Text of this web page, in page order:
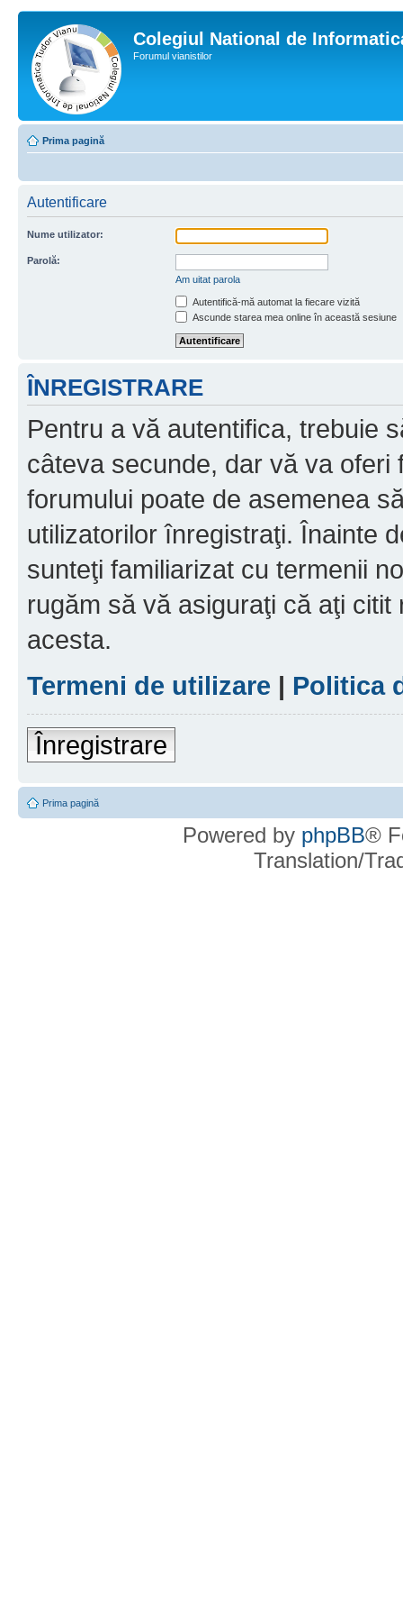
Colegiul National de
Forumul vianistilor
Prima pagină
Autentificare
Nume utilizator:
Parolă:
Am uitat parola
Autentifică-mă automat la fiecare vizită
Ascunde starea mea online în această sesiune
ÎNREGISTRARE
Pentru a vă autentifica, trebuie
câteva secunde, dar vă va oferi
forumului poate de asemenea
utilizatorilor înregistraţi. Înainte
sunteţi familiarizat cu termenii
rugăm să vă asiguraţi că aţi
acesta.
Termeni de utilizare | Politica
Înregistrare
Prima pagină
Powered by phpBB®
Translation/